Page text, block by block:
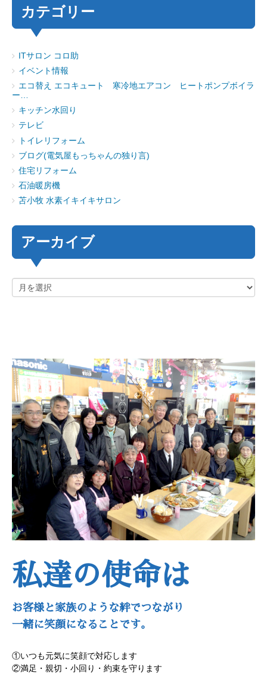
カテゴリー
ITサロン コロ助
イベント情報
エコ替え エコキュート 寒冷地エアコン ヒートポンプボイラ
ー…
キッチン水回り
テレビ
トイレリフォーム
ブログ(電気屋もっちゃんの独り言)
住宅リフォーム
石油暖房機
苫小牧 水素イキイキサロン
アーカイブ
私達の使命は
お客様と家族のような絆でつながり
一緒に笑顔になることです。
①いつも元気に笑顔で対応します
②満足・親切・小回り・約束を守ります